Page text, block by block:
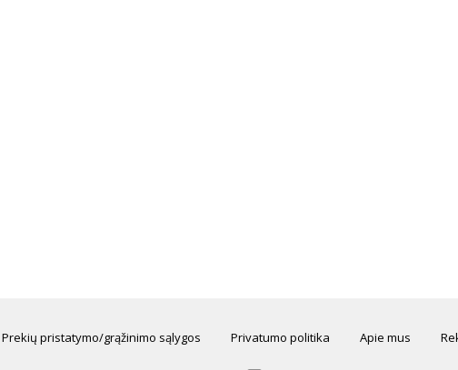
Prekių pristatymo/grąžinimo sąlygos Privatumo politika Apie mus